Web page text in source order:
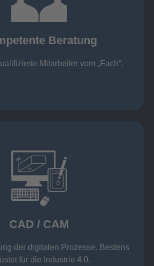
Beratung
Mitarbeiter vom „Fach“.
Beratung durch
ausschließlich durch
oder Ingenieure statt.
CAD / CAM
der digitalen Prozesse. Bestens
für die Industrie 4.0.
CAD/CAM Software wie z. B.
Inventor und AutoCAD
aus der Warenwirtschaft